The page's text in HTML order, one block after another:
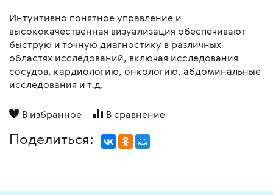
Интуитивно понятное управление и
высококачественная визуализация обеспечивают
быструю и точную диагностику в различных
областях исследований, включая исследования
сосудов, кардиологию, онкологию, абдоминальные
исследования и т.д.
В избранное В сравнение
Поделиться: